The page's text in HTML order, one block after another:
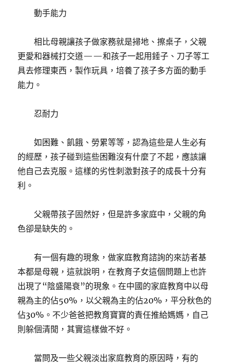
動手能力
相比母親讓孩子做家務就是掃地、擦桌子，父親
更愛和器械打交道——和孩子一起用錘子、刀子等工
具去修理東西，製作玩具，培養了孩子多方面的動手
能力。
忍耐力
如困難、飢餓、勞累等等，認為這些是人生必有
的經歷，孩子碰到這些困難沒有什麼了不起，應該讓
他自己去克服。這樣的劣性刺激對孩子的成長十分有
利。
父親帶孩子固然好，但是許多家庭中，父親的角
色卻是缺失的。
有一個有趣的現象，做家庭教育諮詢的來訪者基
本都是母親，這就說明，在教育子女這個問題上也許
出現了“陰盛陽衰”的現象。在中國的家庭教育中以母
親為主的佔50%，以父親為主的佔20%，平分秋色的
佔30%。不少爸爸把教育寶寶的責任推給媽媽，自己
則躲個清閒，其實這樣做不好。
當問及一些父親淡出家庭教育的原因時，有的